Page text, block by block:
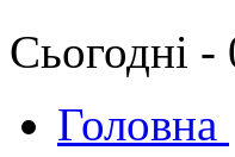
Сьогодні
Головна